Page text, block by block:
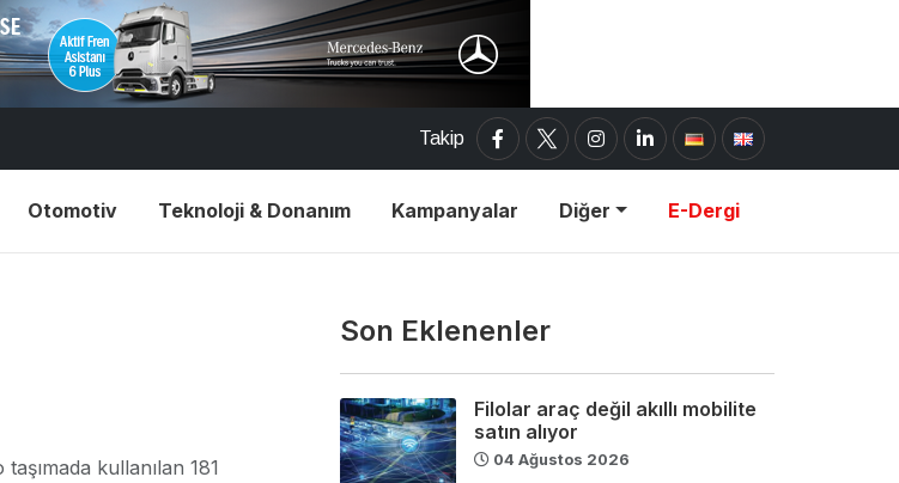
Takip
Otomotiv Teknoloji & Donanım Kampanyalar Diğer E-Dergi
kullanılan 181
Son Eklenenler
Filolar araç değil akıllı mobilite
satın alıyor
04 Ağustos 2026